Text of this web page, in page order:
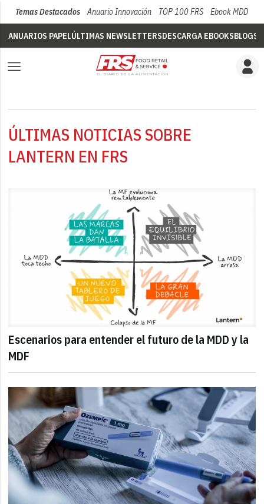
Temas Destacados Anuario Innovación TOP 100 FRS Ebook MDD
ANUARIOS PAPELÚLTIMAS NEWSLETTERSDESCARGA EBOOKSBLOGS
ÚLTIMAS NOTICIAS SOBRE
LANTERN EN FRS
Escenarios para entender el futuro de la MDD y la
MDF